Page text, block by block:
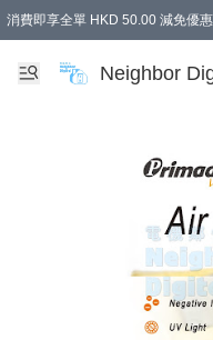
消費即享全單 HKD 50.00 減免優惠
Neighbor